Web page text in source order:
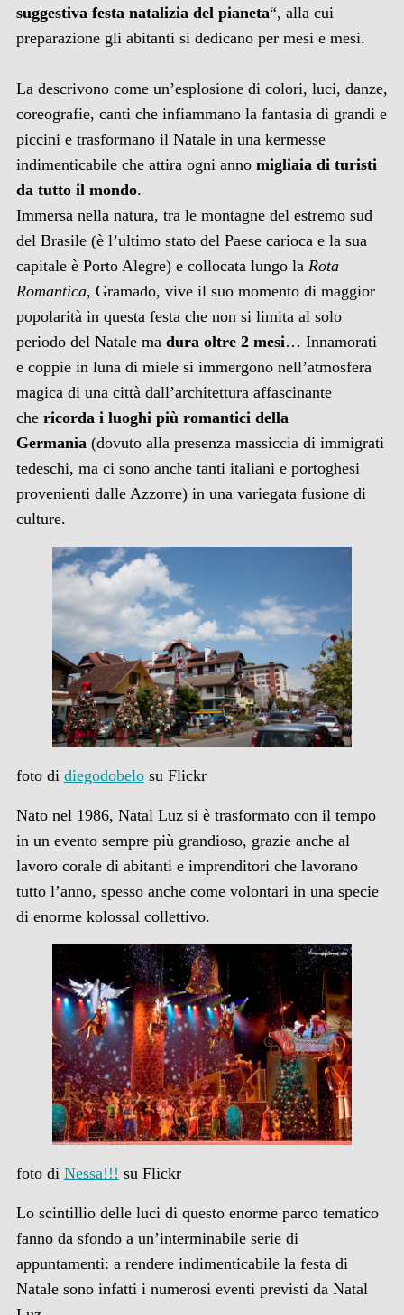
suggestiva festa natalizia del pianeta“, alla cui
preparazione gli abitanti si dedicano per mesi e mesi.
La descrivono come un’esplosione di colori, luci, danze,
coreografie, canti che infiammano la fantasia di grandi e
piccini e trasformano il Natale in una kermesse
indimenticabile che attira ogni annomigliaia di turisti
da tutto il mondo.
Immersa nella natura, tra le montagne del estremo sud
del Brasile (è l’ultimo stato del Paese carioca e la sua
capitale è Porto Alegre) e collocata lungo la Rota
Romantica, Gramado, vive il suo momento di maggior
popolarità in questa festa che non si limita al solo
periodo del Natale ma dura oltre 2 mesi… Innamorati
e coppie in luna di miele si immergono nell’atmosfera
magica di una città dall’architettura affascinante
chericorda i luoghi più romantici della
Germania(dovuto alla presenza massiccia di immigrati
tedeschi, ma ci sono anche tanti italiani e portoghesi
provenienti dalle Azzorre) in una variegata fusione di
culture.
foto di diegodobelosu Flickr
Nato nel 1986, Natal Luz si è trasformato con il tempo
in un evento sempre più grandioso, grazie anche al
lavoro corale di abitanti e imprenditori che lavorano
tutto l’anno, spesso anche come volontari in una specie
di enorme kolossal collettivo.
foto di Nessa!!! su Flickr
Lo scintillio delle luci di questo enorme parco tematico
fanno da sfondo a un’interminabile serie di
appuntamenti: a rendere indimenticabile la festa di
Natale sono infatti i numerosi eventi previsti da Natal